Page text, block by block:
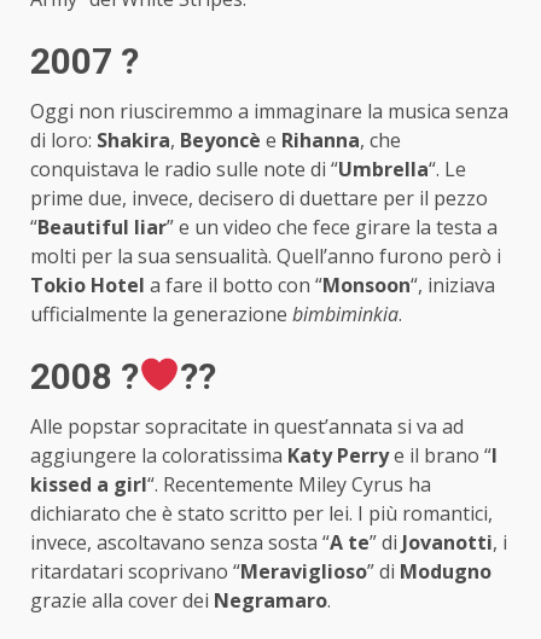
2007 ?
Oggi non riusciremmo a immaginare la musica senza
di loro: Shakira, Beyoncè e Rihanna, che
conquistava le radio sulle note di “Umbrella“. Le
prime due, invece, decisero di duettare per il pezzo
“Beautiful liar” e un video che fece girare la testa a
molti per la sua sensualità. Quell’anno furono però i
Tokio Hotel a fare il botto con “Monsoon“, iniziava
ufficialmente la generazione bimbiminkia.
2008 ?‍ ‍?‍?
Alle popstar sopracitate in quest’annata si va ad
aggiungere la coloratissima Katy Perrye il brano “I
kissed a girl“. Recentemente Miley Cyrus ha
dichiarato che è stato scritto per lei. I più romantici,
invece, ascoltavano senza sosta “A te” di Jovanotti, i
ritardatari scoprivano “Meraviglioso” di Modugno
grazie alla cover dei Negramaro.